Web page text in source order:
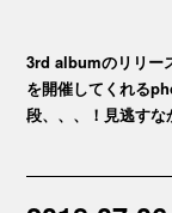
3rd albumのリリー
を開催してくれる
段、、、！見逃すな